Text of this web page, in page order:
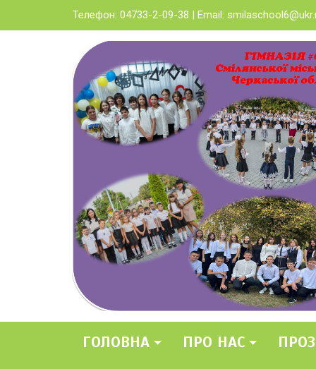
to
Телефон: 04733-2-09-38 | Email:
ГОЛОВНА ПРО НАС